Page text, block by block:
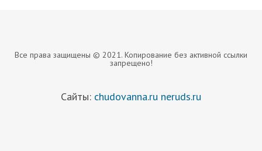
Все права защищены © 2021. Копирование без активной ссылки
запрещено!
Сайты: chudovanna.ru neruds.ru